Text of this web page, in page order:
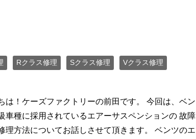
Rクラス修理 Sクラス修理 Vクラス修理
は！ケーズファクトリーの前田です。 今回は、ベン
車種に採用されているエアーサスペンションの 故障
理方法についてお話しさせて頂きます。 ベンツのエ